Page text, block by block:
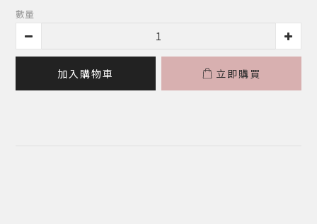
數量
加入購物車 立即購買